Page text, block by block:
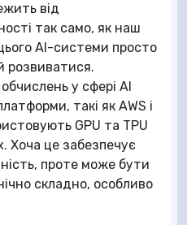
від
так само, як наш
AI-системи просто
розвиватися.
у сфері AI
такі як AWS і
GPU та TPU
Хоча це забезпечує
проте може бути
складно, особливо